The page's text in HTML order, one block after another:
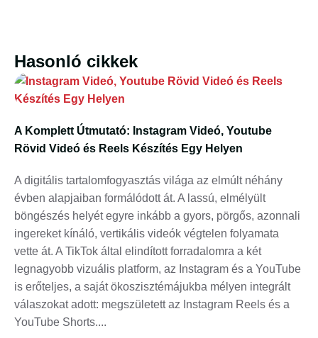
Hasonló cikkek
A Komplett Útmutató: Instagram Videó, Youtube
Rövid Videó és Reels Készítés Egy Helyen
A digitális tartalomfogyasztás világa az elmúlt néhány
évben alapjaiban formálódott át. A lassú, elmélyült
böngészés helyét egyre inkább a gyors, pörgős, azonnali
ingereket kínáló, vertikális videók végtelen folyamata
vette át. A TikTok által elindított forradalomra a két
legnagyobb vizuális platform, az Instagram és a YouTube
is erőteljes, a saját ökoszisztémájukba mélyen integrált
válaszokat adott: megszületett az Instagram Reels és a
YouTube Shorts.